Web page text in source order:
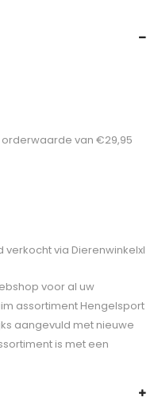
van €29,95
verkocht via Dierenwinkelxl
voor al uw
assortiment Hengelsport
aangevuld met nieuwe
is met een